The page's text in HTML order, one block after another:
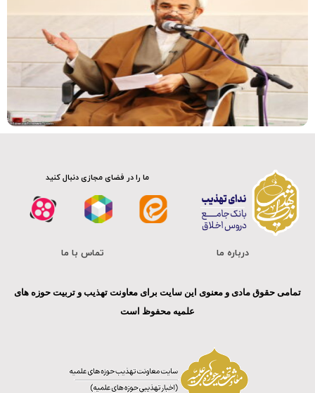
صوت
ما را در فضای مجازی دنبال کنید
درباره ما تماس با ما
تمامی حقوق مادی و معنوی این سایت برای معاونت تهذیب و تربیت حوزه های
علمیه محفوظ است